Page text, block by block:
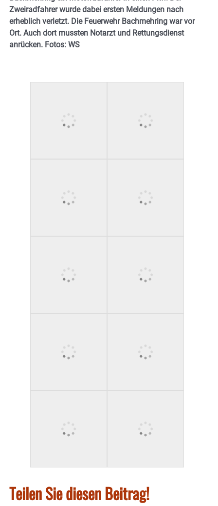
Zweiradfahrer wurde dabei ersten Meldungen nach
erheblich verletzt. Die Feuerwehr Bachmehring war vor
Ort. Auch dort mussten Notarzt und Rettungsdienst
anrücken. Fotos: WS
Teilen Sie diesen Beitrag!